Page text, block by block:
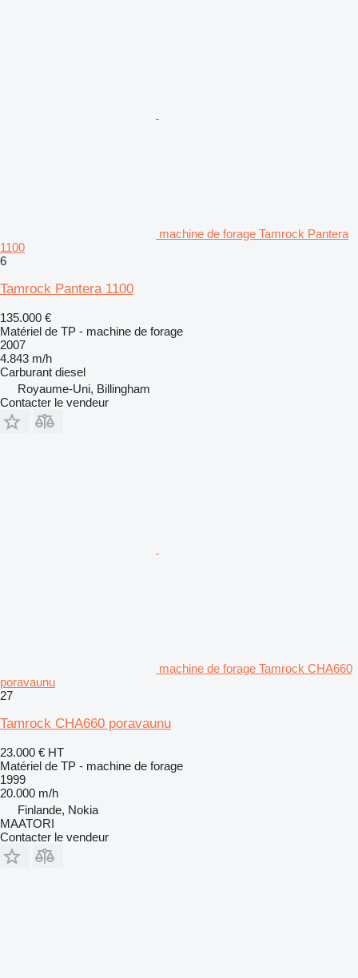
machine de forage Tamrock Pantera
1100
6
Tamrock Pantera 1100
135.000 €
Matériel de TP - machine de forage
2007
4.843 m/h
Carburant diesel
Royaume-Uni, Billingham
Contacter le vendeur
machine de forage Tamrock CHA660
poravaunu
27
Tamrock CHA660 poravaunu
23.000 € HT
Matériel de TP - machine de forage
1999
20.000 m/h
Finlande, Nokia
MAATORI
Contacter le vendeur